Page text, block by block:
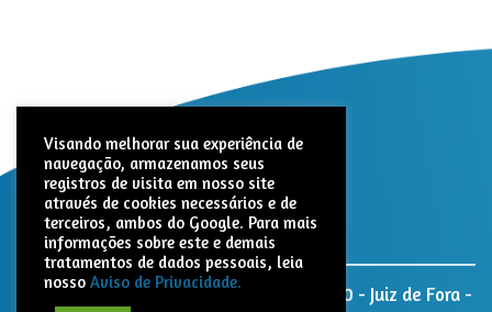
Nativita Farmacêutica. Rua Paracatu, 1320 - Juiz de Fora -
Visando melhorar sua experiência de
navegação, armazenamos seus
registros de visita em nosso site
através de cookies necessários e de
terceiros, ambos do Google. Para mais
informações sobre este e demais
tratamentos de dados pessoais, leia
nosso Aviso de Privacidade.